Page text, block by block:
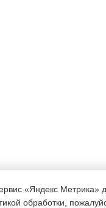
«Яндекс Метрика»
обработки,